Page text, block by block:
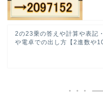
2の23乗の答えや計算や表記
や電卓での出し方【2進数や